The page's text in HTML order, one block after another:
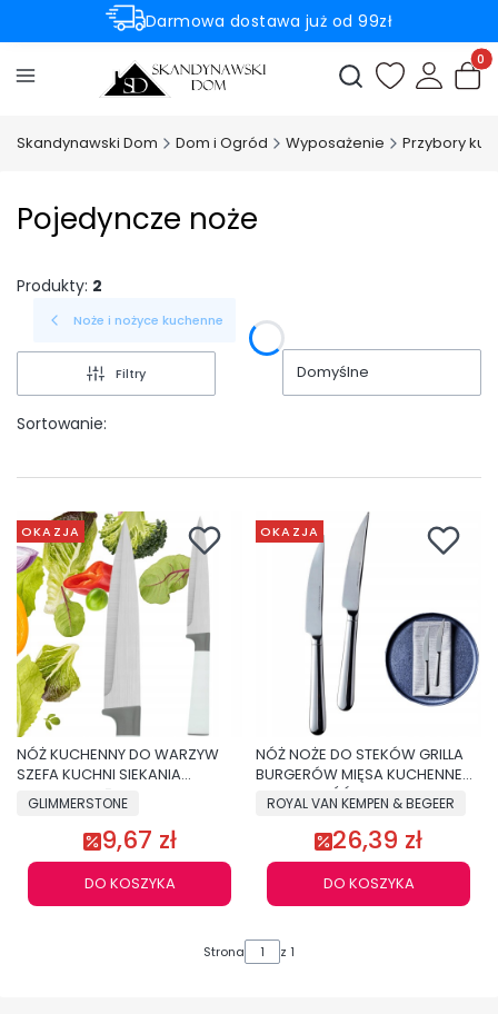
Darmowa dostawa już od 99zł
Rabaty -50% na wybrane produkty
Otwórz
Skandynawski Dom Dom i Ogród Wyposażenie Przybory
Pojedyncze noże
Produkty: 2
Noże i nożyce kuchenne
Filtry
Sortowanie:
Domyślne
OKAZJA
NÓŻ KUCHENNY DO WARZYW
SZEFA KUCHNI SIEKANIA
KROJENIA MIĘSA OSTRY 23cm
GLIMMERSTONE
9,67 zł
DO KOSZYKA
OKAZJA
NÓŻ NOŻE DO STEKÓW GRILLA
BURGERÓW MIĘSA KUCHENNE
2SZT JAKOŚĆ PREMIUM
ROYAL VAN KEMPEN & BEGEER
26,39 zł
DO KOSZYKA
Strona z 1